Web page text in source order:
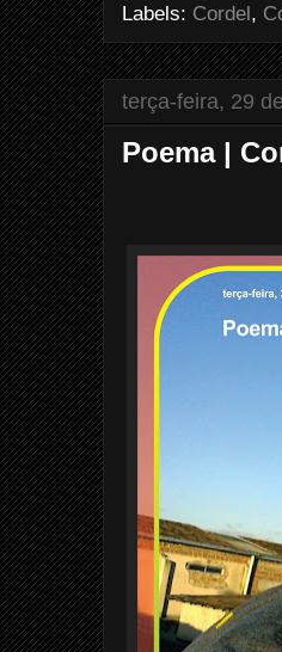
o
k
r
e
s
t
Labels: Cordel,
terça-feira, 29
Poema |